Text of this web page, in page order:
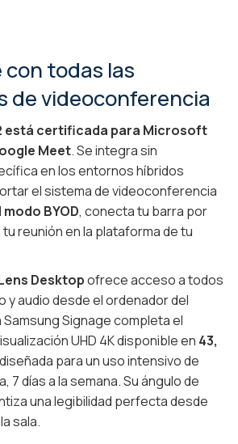
todas las
de videoconferencia
está certificada para Microsoft
Meet. Se integra sin
en los entornos híbridos
el sistema de videoconferencia
modo BYOD, conecta tu barra por
tu reunión en la plataforma de tu
Desktopofrece acceso a todos
y audio desde el ordenador del
Samsung Signage completa el
UHD 4K disponible en 43,
para un uso intensivo de
7 días a la semana. Su ángulo de
una legibilidad perfecta desde
sala.